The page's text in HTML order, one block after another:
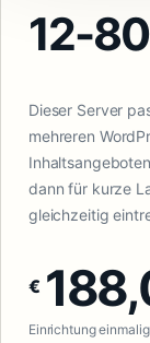
12-80
Dieser Server
mehreren
dann für kurze
gleichzeitig
€
Einrichtung